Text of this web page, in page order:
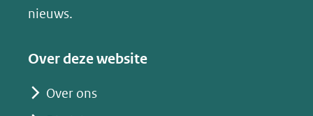
nieuws.
Over deze website
Over ons